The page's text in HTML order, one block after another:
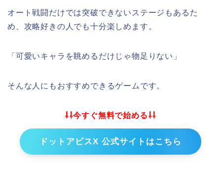
オート戦闘だけでは突破できないステージもあるた
め、攻略好きの人でも十分楽しめます。
「可愛いキャラを眺めるだけじゃ物足りない」
そんな人にもおすすめできるゲームです。
⇩⇩今すぐ無料で始める⇩⇩
ドットアビスX 公式サイトはこちら